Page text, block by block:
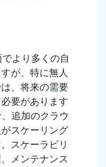
より多くの自
が、特に無人
、将来の需要
要があります
追加のクラウ
スケーリング
スケーラビリ
メンテナンス